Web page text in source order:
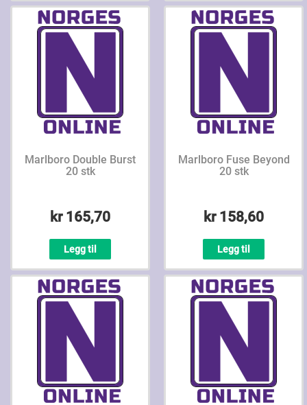
Marlboro Double Burst
20 stk
kr 165,70
Legg til
Marlboro Fuse Beyond
20 stk
kr 158,60
Legg til